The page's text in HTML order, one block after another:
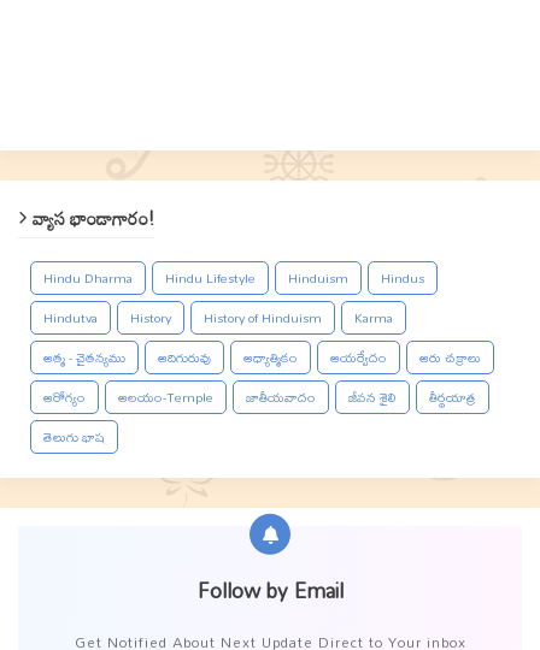
వ్యాస భాండాగారం!
Hindu Dharma Hindu Lifestyle Hinduism
Hindus
Hindutva
History History of Hinduism
Karma
ఆత్మ - చైతన్యము
ఆదిగురువు ఆధ్యాత్మికం ఆయర్వేదం
ఆరు చక్రాలు
ఆరోగ్యం
ఆలయం-Temple జాతీయవాదం జీవన శైలి
తీర్థయాత్ర
తెలుగు భాష
Follow by Email
Get Notified About Next Update Direct to Your inbox